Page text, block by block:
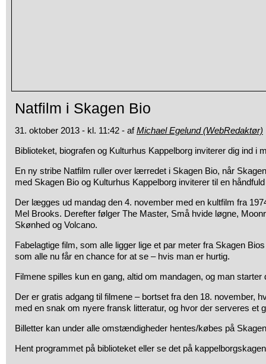
Natfilm i Skagen Bio
31. oktober 2013 - kl. 11:42 - afMichael Egelund (WebRedaktør)
Biblioteket, biografen og Kulturhus Kappelborg inviterer dig ind i
En ny stribe Natfilm ruller over lærredet i Skagen Bio, når
med Skagen Bio og Kulturhus Kappelborg inviterer til en
Der lægges ud mandag den 4. november med en kultfilm fra
Mel Brooks. Derefter følger The Master, Små hvide løgne,
Skønhed og Volcano.
Fabelagtige film, som alle ligger lige et par meter fra Skagen
som alle nu får en chance for at se – hvis man er hurtig.
Filmene spilles kun en gang, altid om mandagen, og man starter
Der er gratis adgang til filmene – bortset fra den 18. november,
med en snak om nyere fransk litteratur, og hvor der serveres et
Billetter kan under alle omstændigheder hentes/købes på
Hent programmet på biblioteket eller se det på